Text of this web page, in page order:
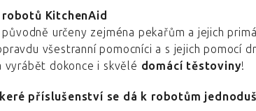
robotů KitchenAid
určeny zejména pekařům a jejich
všestranní pomocníci a s jejich pomocí
vyrábět dokonce i skvělé domácí těstoviny!
příslušenství se dá k robotům